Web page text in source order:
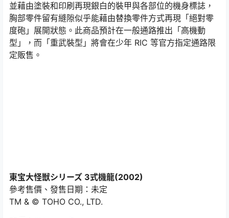
並藉由塗裝和印刷再現銀白的裝甲與各部位的機身標誌，
胸部零件留有縫隙似乎能藉由替換零件方式再現「絕對零
度砲」展開狀態。此商品預計在一般通路推出「高機動
型」，而「重武裝型」將會在少年 RIC 等官方指定通路限
定販售。
東宝大怪獣シリーズ 3式機龍(2002)
參考售價、發售日期：未定
TM & © TOHO CO., LTD.